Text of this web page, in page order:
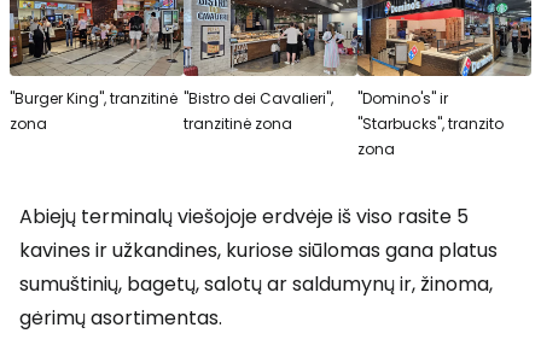
"Burger King", tranzitinė
zona
"Bistro dei Cavalieri",
tranzitinė zona
"Domino's" ir
"Starbucks", tranzito
zona
Abiejų terminalų viešojoje erdvėje iš viso rasite 5
kavines ir užkandines, kuriose siūlomas gana platus
sumuštinių, bagetų, salotų ar saldumynų ir, žinoma,
gėrimų asortimentas.